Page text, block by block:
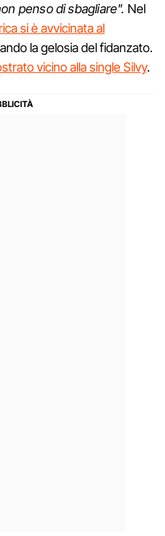
penso di sbagliare". Nel
si è avvicinata al
la gelosia del fidanzato.
vicino alla single Silvy.